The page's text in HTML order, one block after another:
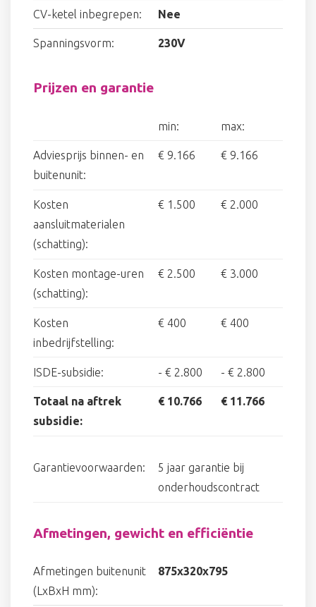
CV-ketel inbegrepen: Nee
Spanningsvorm: 230V
Prijzen en garantie
min: max:
Adviesprijs binnen- en
buitenunit:
€ 9.166 € 9.166
Kosten
aansluitmaterialen
(schatting):
€ 1.500 € 2.000
Kosten montage-uren
(schatting):
€ 2.500 € 3.000
Kosten
inbedrijfstelling:
€ 400 € 400
ISDE-subsidie: - € 2.800 - € 2.800
Totaal na aftrek
subsidie:
€ 10.766 € 11.766
Garantievoorwaarden:
5 jaar garantie bij
onderhoudscontract
Afmetingen, gewicht en efficiëntie
Afmetingen buitenunit
(LxBxH mm):
875x320x795